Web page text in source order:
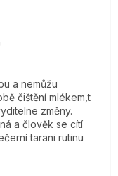
5 hviezdičiek.
a nemůžu
čištění mlékem,t
změny.
a člověk se cítí
tarani rutinu